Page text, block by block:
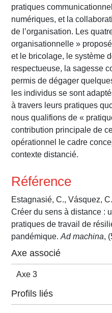
pratiques
numériques, et la
de l’organisation. Les
organisationnelle »
et le bricolage, le système
respectueuse, la sagesse
permis de dégager
les individus se sont
à travers leurs pratiques
nous qualifions de «
contribution principale de
opérationnel le cadre
contexte distancié.
Référence
Estagnasié, C., Vásquez,
Créer du sens à distance :
pratiques de travail de
pandémique.Ad machina,
Axe associé
Axe 3
Profils liés